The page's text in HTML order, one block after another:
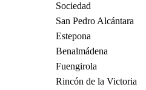
Sociedad
San Pedro Alcántara
Estepona
Benalmádena
Fuengirola
Rincón de la Victoria